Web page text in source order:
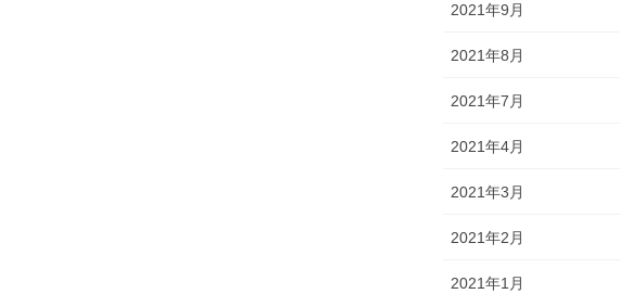
2021年9月
2021年8月
2021年7月
2021年4月
2021年3月
2021年2月
2021年1月